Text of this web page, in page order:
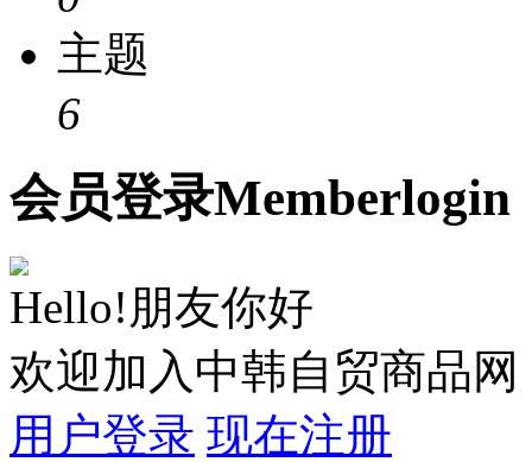
主题
6
会员登录Memberlogin
Hello!朋友你好
欢迎加入中韩自贸商品网
用户登录 现在注册